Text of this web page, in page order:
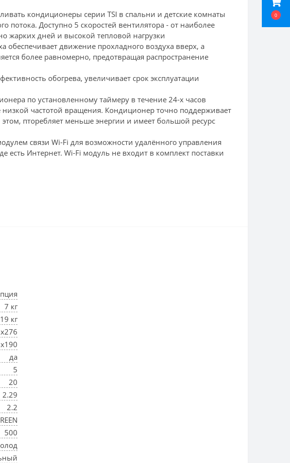
0
кондиционеры серии TSI в спальни и детские комнаты
потока. Доступно 5 скоростей вентилятора - от наиболее
жарких дней и высокой тепловой нагрузки
движение прохладного воздуха вверх, а
более равномерно, предотвращая распространение
обогрева, увеличивает срок эксплуатации
по установленному таймеру в течение 24-х часов
частотой вращения. Кондиционер точно поддерживает
этом, пторебляет меньше энергии и имеет большой ресурс
связи Wi-Fi для возможности удалённого управления
есть Интернет. Wi-Fi модуль не входит в комплект поставки
7 кг
19 кг
да
5
20
2.29
2.2
500